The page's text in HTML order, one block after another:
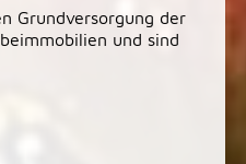
Grundversorgung der
und sind